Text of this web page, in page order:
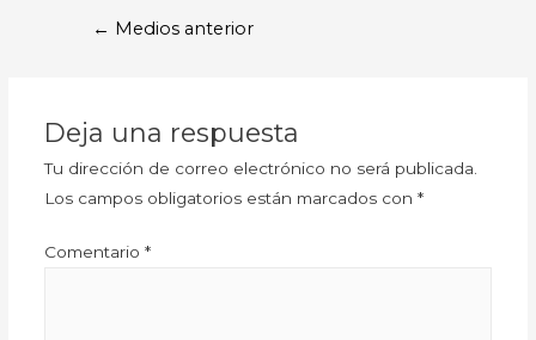
← Medios anterior
Deja una respuesta
Tu dirección de correo electrónico no será publicada.
Los campos obligatorios están marcados con *
Comentario *